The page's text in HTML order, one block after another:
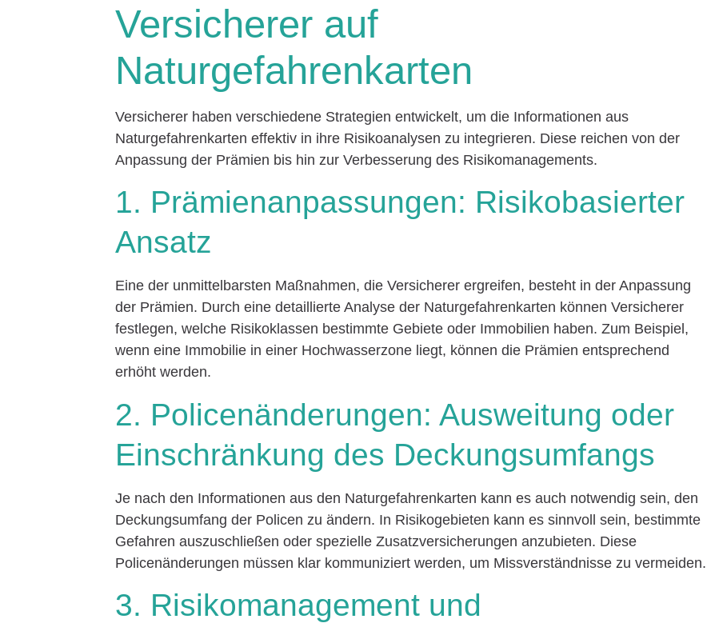
Versicherer auf
Naturgefahrenkarten
Versicherer haben verschiedene Strategien entwickelt, um die Informationen aus
Naturgefahrenkarten effektiv in ihre Risikoanalysen zu integrieren. Diese reichen von der
Anpassung der Prämien bis hin zur Verbesserung des Risikomanagements.
1. Prämienanpassungen: Risikobasierter
Ansatz
Eine der unmittelbarsten Maßnahmen, die Versicherer ergreifen, besteht in der Anpassung
der Prämien. Durch eine detaillierte Analyse der Naturgefahrenkarten können Versicherer
festlegen, welche Risikoklassen bestimmte Gebiete oder Immobilien haben. Zum Beispiel,
wenn eine Immobilie in einer Hochwasserzone liegt, können die Prämien entsprechend
erhöht werden.
2. Policenänderungen: Ausweitung oder
Einschränkung des Deckungsumfangs
Je nach den Informationen aus den Naturgefahrenkarten kann es auch notwendig sein, den
Deckungsumfang der Policen zu ändern. In Risikogebieten kann es sinnvoll sein, bestimmte
Gefahren auszuschließen oder spezielle Zusatzversicherungen anzubieten. Diese
Policenänderungen müssen klar kommuniziert werden, um Missverständnisse zu vermeiden.
3. Risikomanagement und